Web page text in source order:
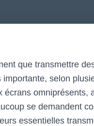
que transmettre
selon
écrans
se demandent
essentielles